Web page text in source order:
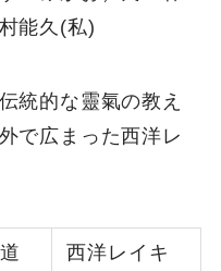
能久(私)
統的な靈氣の教え
で広まった西洋レ
西洋レイキ